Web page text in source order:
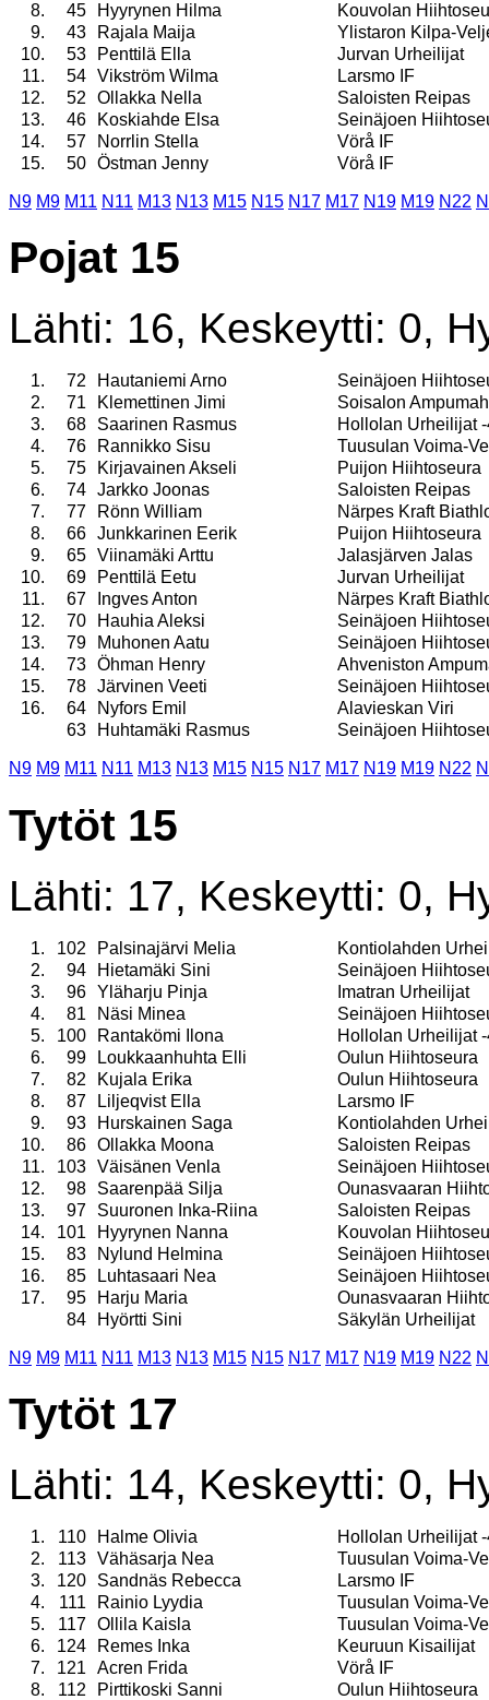
8.
45 Hyyrynen Hilma
Kouvolan
9.
43 Rajala Maija
Ylistaron Kilpa-
10.
53 Penttilä Ella
Jurvan Urheilijat
11.
54 Vikström Wilma
Larsmo IF
12.
52 Ollakka Nella
Saloisten Reipas
13.
46 Koskiahde Elsa
Seinäjoen
14.
57 Norrlin Stella
Vörå IF
15.
50 Östman Jenny Vörå IF
N9 M9 M11 N11 M13 N13 M15 N15 N17 M17 N19 M19 N22 N
Pojat 15
Lähti: 16, Keskeytti: 0,
1. 72 Hautaniemi Arno
Seinäjoen
2.
71 Klemettinen Jimi
Soisalon
3.
68 Saarinen Rasmus
Hollolan Urheilijat
4.
76 Rannikko Sisu
Tuusulan Voima-
5.
75 Kirjavainen Akseli
Puijon Hiihtoseura
6.
74 Jarkko Joonas
Saloisten Reipas
7.
77 Rönn William
Närpes Kraft
8.
66 Junkkarinen Eerik
Puijon Hiihtoseura
9.
65 Viinamäki Arttu
Jalasjärven Jalas
10.
69 Penttilä Eetu
Jurvan Urheilijat
11.
67 Ingves Anton
Närpes Kraft
12.
70 Hauhia Aleksi
Seinäjoen
13.
79 Muhonen Aatu
Seinäjoen
14.
73 Öhman Henry
Ahveniston
15.
78 Järvinen Veeti
Seinäjoen
16.
64 Nyfors Emil
Alavieskan Viri
63
Huhtamäki Rasmus Seinäjoen
N9 M9 M11 N11 M13 N13 M15 N15 N17 M17 N19 M19 N22 N
Tytöt 15
Lähti: 17, Keskeytti: 0,
1. 102 Palsinajärvi Melia
Kontiolahden
2.
94 Hietamäki Sini
Seinäjoen
3.
96 Yläharju Pinja
Imatran Urheilijat
4.
81 Näsi Minea
Seinäjoen
5.
100 Rantakömi Ilona
Hollolan Urheilijat
6.
99 Loukkaanhuhta Elli
Oulun Hiihtoseura
7.
82 Kujala Erika
Oulun Hiihtoseura
8.
87 Liljeqvist Ella
Larsmo IF
9.
93 Hurskainen Saga
Kontiolahden
10.
86 Ollakka Moona
Saloisten Reipas
11.
103 Väisänen Venla
Seinäjoen
12.
98 Saarenpää Silja
Ounasvaaran
13.
97 Suuronen Inka-Riina
Saloisten Reipas
14.
101 Hyyrynen Nanna
Kouvolan
15.
83 Nylund Helmina
Seinäjoen
16.
85 Luhtasaari Nea
Seinäjoen
17.
95 Harju Maria
Ounasvaaran
84
Hyörtti Sini Säkylän Urheilijat
N9 M9 M11 N11 M13 N13 M15 N15 N17 M17 N19 M19 N22 N
Tytöt 17
Lähti: 14, Keskeytti: 0,
1. 110 Halme Olivia
Hollolan Urheilijat
2.
113 Vähäsarja Nea
Tuusulan Voima-
3.
120 Sandnäs Rebecca
Larsmo IF
4.
111 Rainio Lyydia
Tuusulan Voima-
5.
117 Ollila Kaisla
Tuusulan Voima-
6.
124 Remes Inka
Keuruun Kisailijat
7.
121 Acren Frida
Vörå IF
8.
112 Pirttikoski Sanni Oulun Hiihtoseura